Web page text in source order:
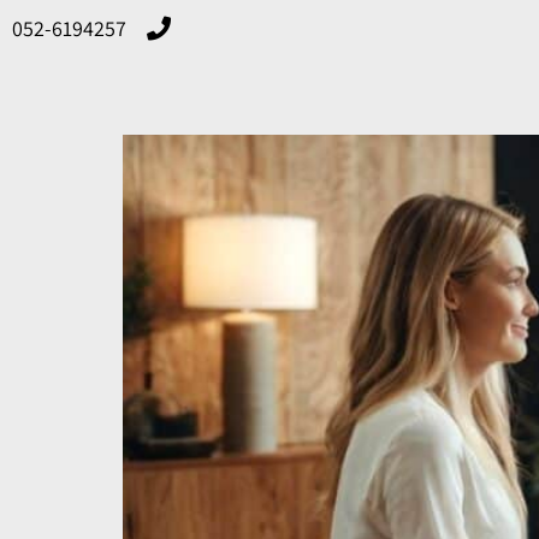
052-6194257